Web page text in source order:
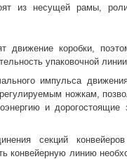
из несущей рамы,
движение коробки,
упаковочной
импульса
ножкам,
и дорогостоящие
секций
конвейерную линию